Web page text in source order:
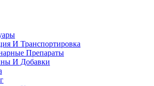
И Транспортировка
Препараты
И Добавки